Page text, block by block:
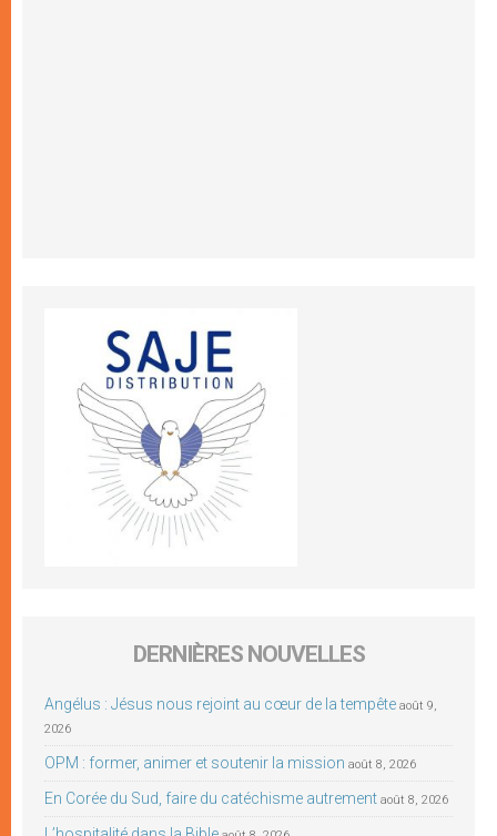
DERNIÈRES NOUVELLES
Angélus : Jésus nous rejoint au cœur de la tempête août 9,
2026
OPM : former, animer et soutenir la mission août 8, 2026
En Corée du Sud, faire du catéchisme autrement août 8, 2026